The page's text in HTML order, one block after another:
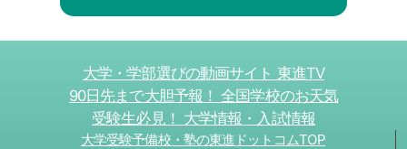
大学・学部選びの動画サイト 東進TV
90日先まで大胆予報！ 全国学校のお天気
受験生必見！ 大学情報・入試情報
大学受験予備校・塾の東進ドットコムTOP